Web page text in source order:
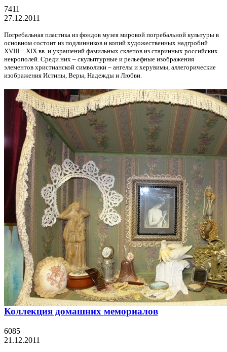
7411
27.12.2011
Погребальная пластика из фондов музея мировой погребальной культуры в
основном состоит из подлинников и копий художественных надгробий
XVIII − XIX вв. и украшений фамильных склепов из старинных российских
некрополей. Среди них – скульптурные и рельефные изображения
элементов христианской символики – ангелы и херувимы, аллегорические
изображения Истины, Веры, Надежды и Любви.
Коллекция домашних мемориалов
6085
21.12.2011